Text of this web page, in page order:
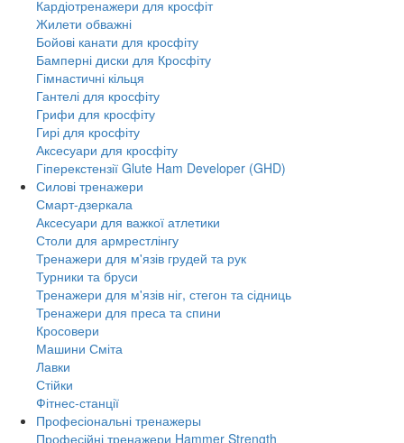
Кардіотренажери для кросфіт
Жилети обважні
Бойові канати для кросфіту
Бамперні диски для Кросфіту
Гімнастичні кільця
Гантелі для кросфіту
Грифи для кросфіту
Гирі для кросфіту
Аксесуари для кросфіту
Гіперекстензії Glute Ham Developer (GHD)
Силові тренажери
Смарт-дзеркала
Аксесуари для важкої атлетики
Столи для армрестлінгу
Тренажери для м'язів грудей та рук
Турники та бруси
Тренажери для м'язів ніг, стегон та сідниць
Тренажери для преса та спини
Кросовери
Машини Сміта
Лавки
Стійки
Фітнес-станції
Професіональні тренажеры
Професійні тренажери Hammer Strength